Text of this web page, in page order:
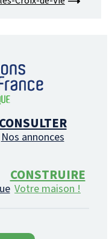
CONSULTER
Nos annonces
CONSTRUIRE
Votre maison !